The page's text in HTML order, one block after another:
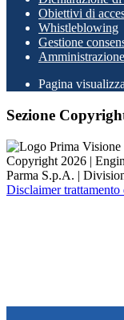
Obiettivi di
Whistleblowing
Gestione
Pagina
Sezione
Copyright 2026 |
Parma S.p.A. |
Disclaimer trattamento